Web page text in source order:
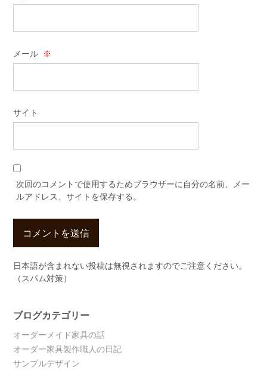
メール ※
サイト
次回のコメントで使用するためブラウザーに自分の名前、メー
ルアドレス、サイトを保存する。
日本語が含まれない投稿は無視されますのでご注意ください。
（スパム対策）
ブログカテゴリー
オーダーメイド家具の話
オーダー家具製作職人の日記
サンプルデザイン